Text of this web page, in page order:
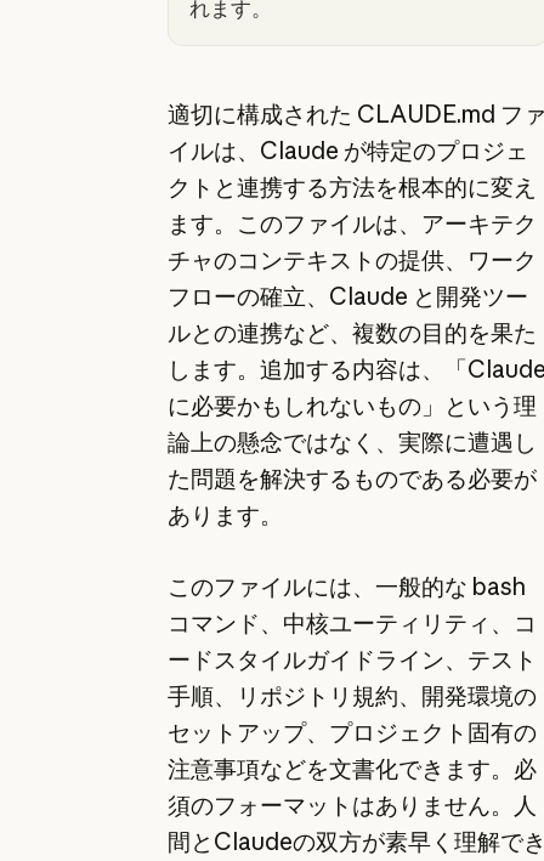
適切に構成された CLAUDE.md フ
イルは、Claude が特定のプロジェ
クトと連携する方法を根本的に変え
ます。このファイルは、アーキテク
チャのコンテキストの提供、ワーク
フローの確立、Claude と開発ツー
ルとの連携など、複数の目的を果た
します。追加する内容は、「
に必要かもしれないもの」という理
論上の懸念ではなく、実際に遭遇し
た問題を解決するものである必要が
あります。
このファイルには、一般的な bash
コマンド、中核ユーティリティ、コ
ードスタイルガイドライン、テスト
手順、リポジトリ規約、開発環境の
セットアップ、プロジェクト固有の
注意事項などを文書化できます。必
須のフォーマットはありません。人
間とClaudeの双方が素早く理解で